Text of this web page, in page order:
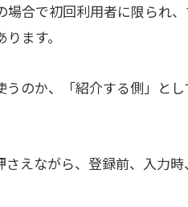
合で初回利用者に限られ
ます。
のか、「紹介する側」と
えながら、登録前、入力